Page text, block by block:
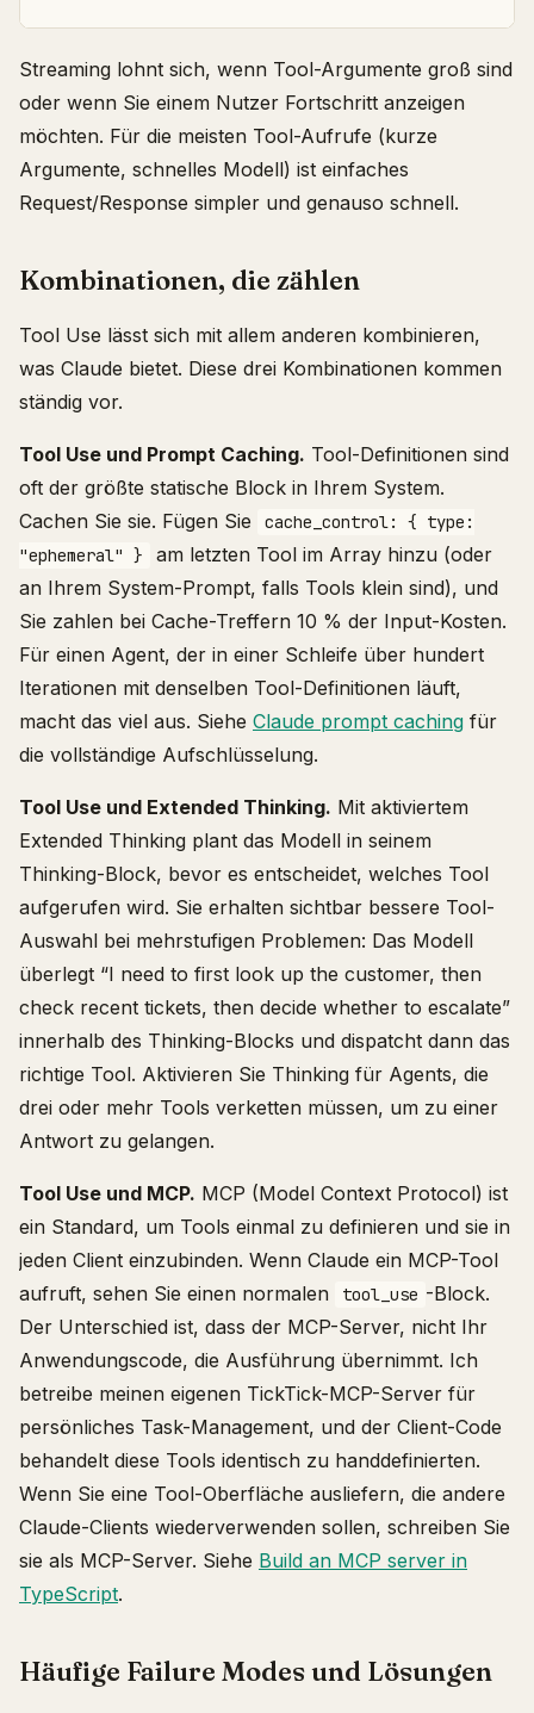
Streaming lohnt sich, wenn Tool-Argumente groß sind
oder wenn Sie einem Nutzer Fortschritt anzeigen
möchten. Für die meisten Tool-Aufrufe (kurze
Argumente, schnelles Modell) ist einfaches
Request/Response simpler und genauso schnell.
Kombinationen, die zählen
Tool Use lässt sich mit allem anderen kombinieren,
was Claude bietet. Diese drei Kombinationen kommen
ständig vor.
Tool Use und Prompt Caching. Tool-Definitionen sind
oft der größte statische Block in Ihrem System.
Cachen Sie sie. Fügen Sie
cache_control: { type:
"ephemeral" }
am letzten Tool im Array hinzu (oder
an Ihrem System-Prompt, falls Tools klein sind), und
Sie zahlen bei Cache-Treffern 10 % der Input-Kosten.
Für einen Agent, der in einer Schleife über hundert
Iterationen mit denselben Tool-Definitionen läuft,
macht das viel aus. Siehe Claude prompt caching für
die vollständige Aufschlüsselung.
Tool Use und Extended Thinking. Mit aktiviertem
Extended Thinking plant das Modell in seinem
Thinking-Block, bevor es entscheidet, welches Tool
aufgerufen wird. Sie erhalten sichtbar bessere Tool-
Auswahl bei mehrstufigen Problemen: Das Modell
überlegt “I need to first look up the customer, then
check recent tickets, then decide whether to escalate”
innerhalb des Thinking-Blocks und dispatcht dann das
richtige Tool. Aktivieren Sie Thinking für Agents, die
drei oder mehr Tools verketten müssen, um zu einer
Antwort zu gelangen.
Tool Use und MCP. MCP (Model Context Protocol) ist
ein Standard, um Tools einmal zu definieren und sie in
jeden Client einzubinden. Wenn Claude ein MCP-Tool
aufruft, sehen Sie einen normalen
tool_use -Block.
Der Unterschied ist, dass der MCP-Server, nicht Ihr
Anwendungscode, die Ausführung übernimmt. Ich
betreibe meinen eigenen TickTick-MCP-Server für
persönliches Task-Management, und der Client-Code
behandelt diese Tools identisch zu handdefinierten.
Wenn Sie eine Tool-Oberfläche ausliefern, die andere
Claude-Clients wiederverwenden sollen, schreiben Sie
sie als MCP-Server. Siehe Build an MCP server in
TypeScript.
Häufige Failure Modes und Lösungen